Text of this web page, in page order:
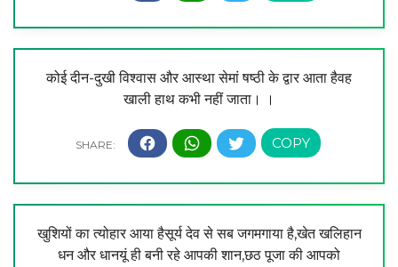
कोई दीन-दुखी विश्वास और आस्था सेमां षष्ठी के द्वार आता हैवह
खाली हाथ कभी नहीं जाता। ।
खुशियों का त्योहार आया हैसूर्य देव से सब जगमगाया है,खेत खलिहान
धन और धानयूं ही बनी रहे आपकी शान,छठ पूजा की आपको